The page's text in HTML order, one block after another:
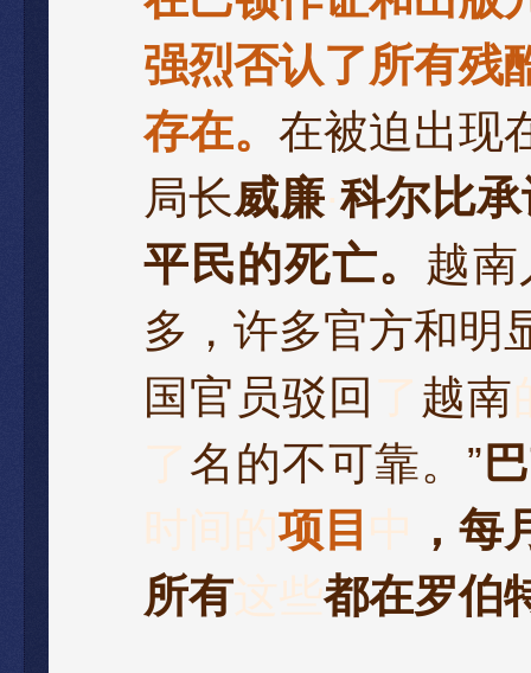
强烈否认了所有残
存在。 在被迫出现
局长威廉·科尔比
平民的死亡。 越
多 ， 许多官方和明
国官员驳回 了 越南
了名的不可靠。 ”
时间的项目 中 ， 每
所有这些都在罗伯